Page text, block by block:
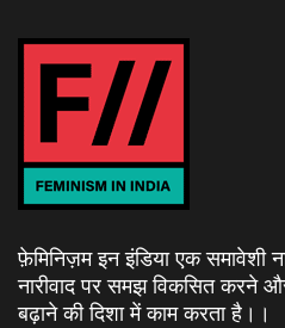
फ़ेमिनिज़म इन इंडिया एक समावेशी
नारीवाद पर समझ विकसित करने
बढ़ाने की दिशा में काम करता है। ।